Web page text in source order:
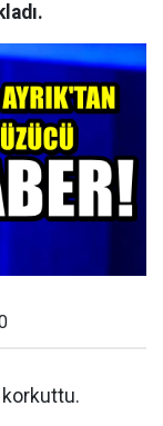
korkuttu.